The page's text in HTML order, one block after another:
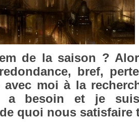
de la saison ?
bref,
avec moi à la
a be­soin et je
quoi nous satis­faire